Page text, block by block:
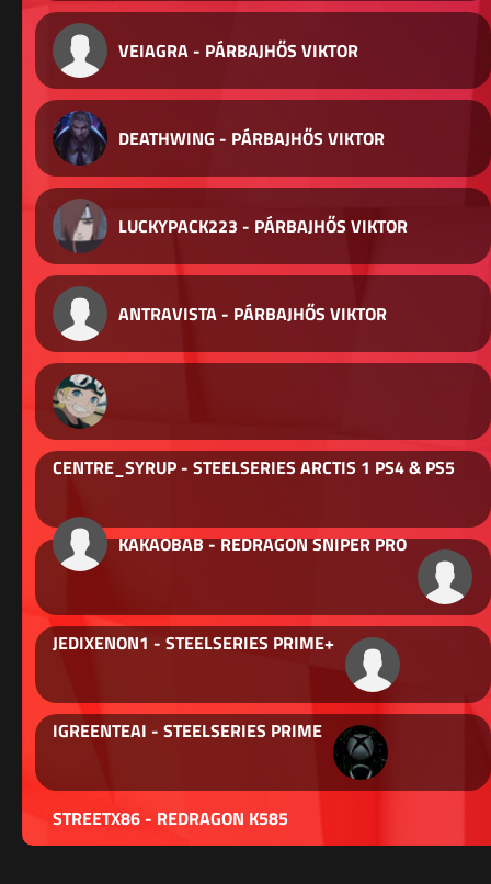
VEIAGRA - PÁRBAJHŐS VIKTOR
DEATHWING - PÁRBAJHŐS VIKTOR
LUCKYPACK223 - PÁRBAJHŐS VIKTOR
ANTRAVISTA - PÁRBAJHŐS VIKTOR
CENTRE_SYRUP - STEELSERIES ARCTIS 1 PS4 & PS5
KAKAOBAB - REDRAGON SNIPER PRO
JEDIXENON1 - STEELSERIES PRIME+
IGREENTEAI - STEELSERIES PRIME
STREETX86 - REDRAGON K585